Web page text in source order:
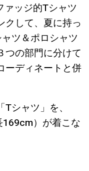
ァッジ的Tシャツ
クして、夏に持っ
ツ＆ポロシャツ
つの部門に分けて
ーディネートと併
シャツ」を、
169cm）が着こな